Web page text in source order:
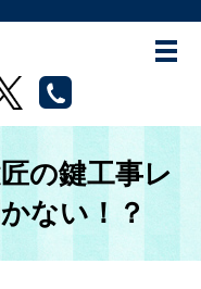
の鍵工事レ
ない！？